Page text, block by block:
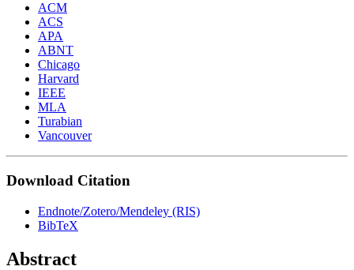
ACM
ACS
APA
ABNT
Chicago
Harvard
IEEE
MLA
Turabian
Vancouver
Download Citation
Endnote/Zotero/Mendeley (RIS)
BibTeX
Abstract